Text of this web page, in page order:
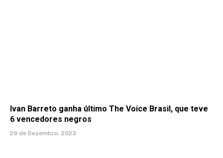
Ivan Barreto ganha último The Voice Brasil, que teve
6 vencedores negros
29 de Dezembro, 2023